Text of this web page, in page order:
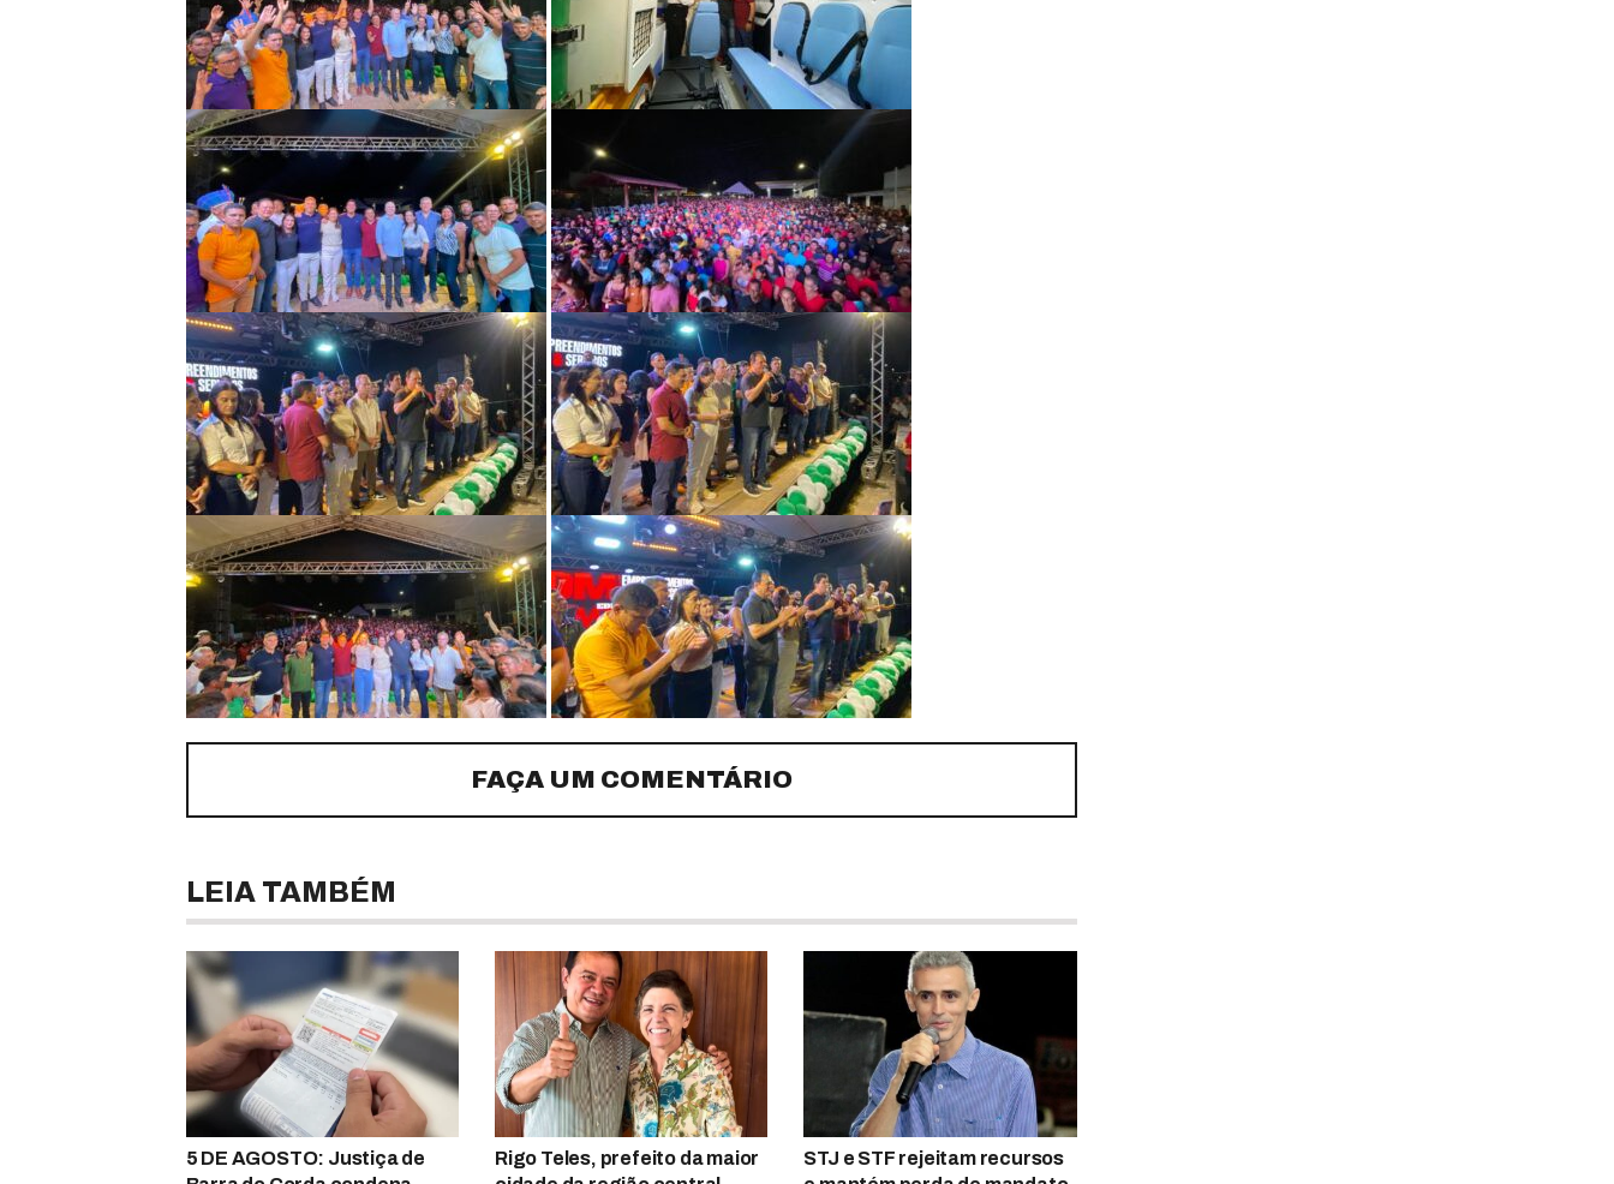
FAÇA UM COMENTÁRIO
LEIA TAMBÉM
5 DE AGOSTO: Justiça de
Rigo Teles, prefeito da maior
STJ e STF rejeitam recursos